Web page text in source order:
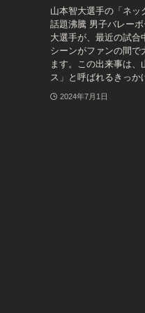
山本智大選手の「ネッ
話題沸騰 男子バレー
大選手が、最近の試合
シーンがファンの間で
ます。この出来事は、
ス」と呼ばれるきっか
2024年7月1日